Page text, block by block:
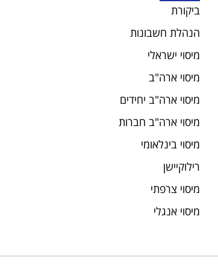
ביקורת
הנהלת חשבונות
מיסוי ישראלי
מיסוי ארה"ב
מיסוי ארה"ב יחידים
מיסוי ארה"ב חברות
מיסוי בינלאומי
רילוקיישן
מיסוי צרפתי
מיסוי אנגלי